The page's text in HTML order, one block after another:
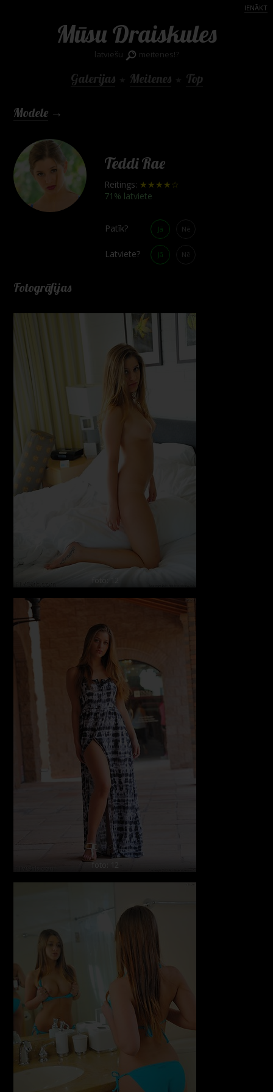
Mūsu Draiskules
latviešu meitenes!?
Galerijas★ Meitenes★ Top
IENĀKT
Modele →
Teddi Rae
Reitings: ★★★★☆
71% latviete
Patīk? Jā Nē
Latviete? Jā Nē
Fotogrāfijas
foto: 12